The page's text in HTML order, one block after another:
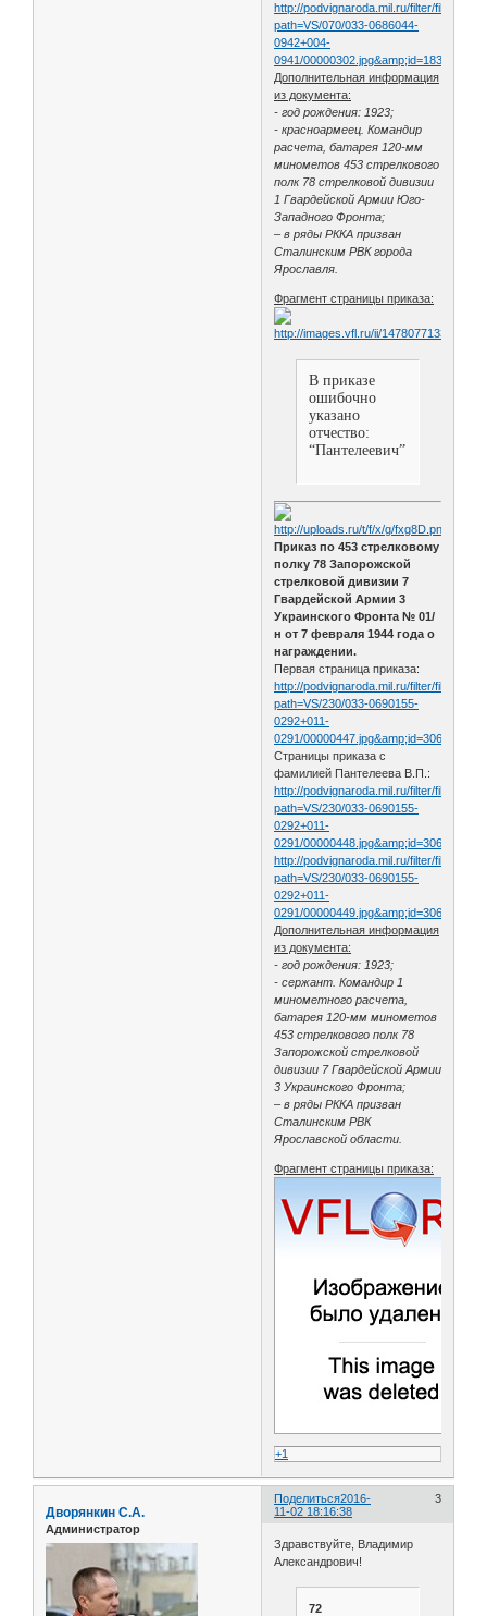
http://podvignaroda.mil.ru/filter/
path=VS/070/033-0686044-
0942+004-
0941/
Дополнительная информация
из документа:
- год рождения: 1923;
- красноармеец. Командир
расчета, батарея 120-мм
минометов 453 стрелкового
полк 78 стрелковой дивизии
1 Гвардейской Армии Юго-
Западного Фронта;
– в ряды РККА призван
Сталинским РВК города
Ярославля.
Фрагмент страницы приказа:
В приказе
ошибочно
указано
отчество:
“Пантелеевич”!
Приказ по 453 стрелковому
полку 78 Запорожской
стрелковой дивизии 7
Гвардейской Армии 3
Украинского Фронта № 01/
н от 7 февраля 1944 года о
награждении.
Первая страница приказа:
http://podvignaroda.mil.ru/filter/
path=VS/230/033-0690155-
0292+011-
0291/
Страницы приказа с
фамилией Пантелеева В.П.:
http://podvignaroda.mil.ru/filter/
path=VS/230/033-0690155-
0292+011-
0291/
http://podvignaroda.mil.ru/filter/
path=VS/230/033-0690155-
0292+011-
0291/
Дополнительная информация
из документа:
- год рождения: 1923;
- сержант. Командир 1
минометного расчета,
батарея 120-мм минометов
453 стрелкового полк 78
Запорожской стрелковой
дивизии 7 Гвардейской Армии
3 Украинского Фронта;
– в ряды РККА призван
Сталинским РВК
Ярославской области.
Фрагмент страницы приказа:
+1
Поделиться 3
2016-
11-02 18:16:38
Дворянкин С.А.
Администратор
Здравствуйте, Владимир
Александрович!
72